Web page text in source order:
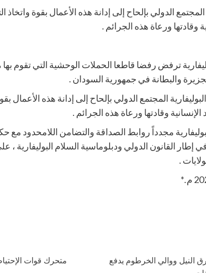
الدولي بإلحاح إلى إدانة هذه الأعمال بقوة واتخاذ
وقادتها ورعاة هذه الجرائم .
ترفض رفضا قاطعا الحملات الوحشية التي تقوم
والبطانة في جمهورية السودان .
المجتمع الدولي بإلحاح إلى إدانة هذه الأعمال
وقادتها ورعاة هذه الجرائم .
مجدداً روابط الصداقة والتضامن اللامحدود مع
إطار القانون الدولي ودبلوماسية السلام
.
لشرق النيل ووالي الخرطوم يدفع
متحرك قوات